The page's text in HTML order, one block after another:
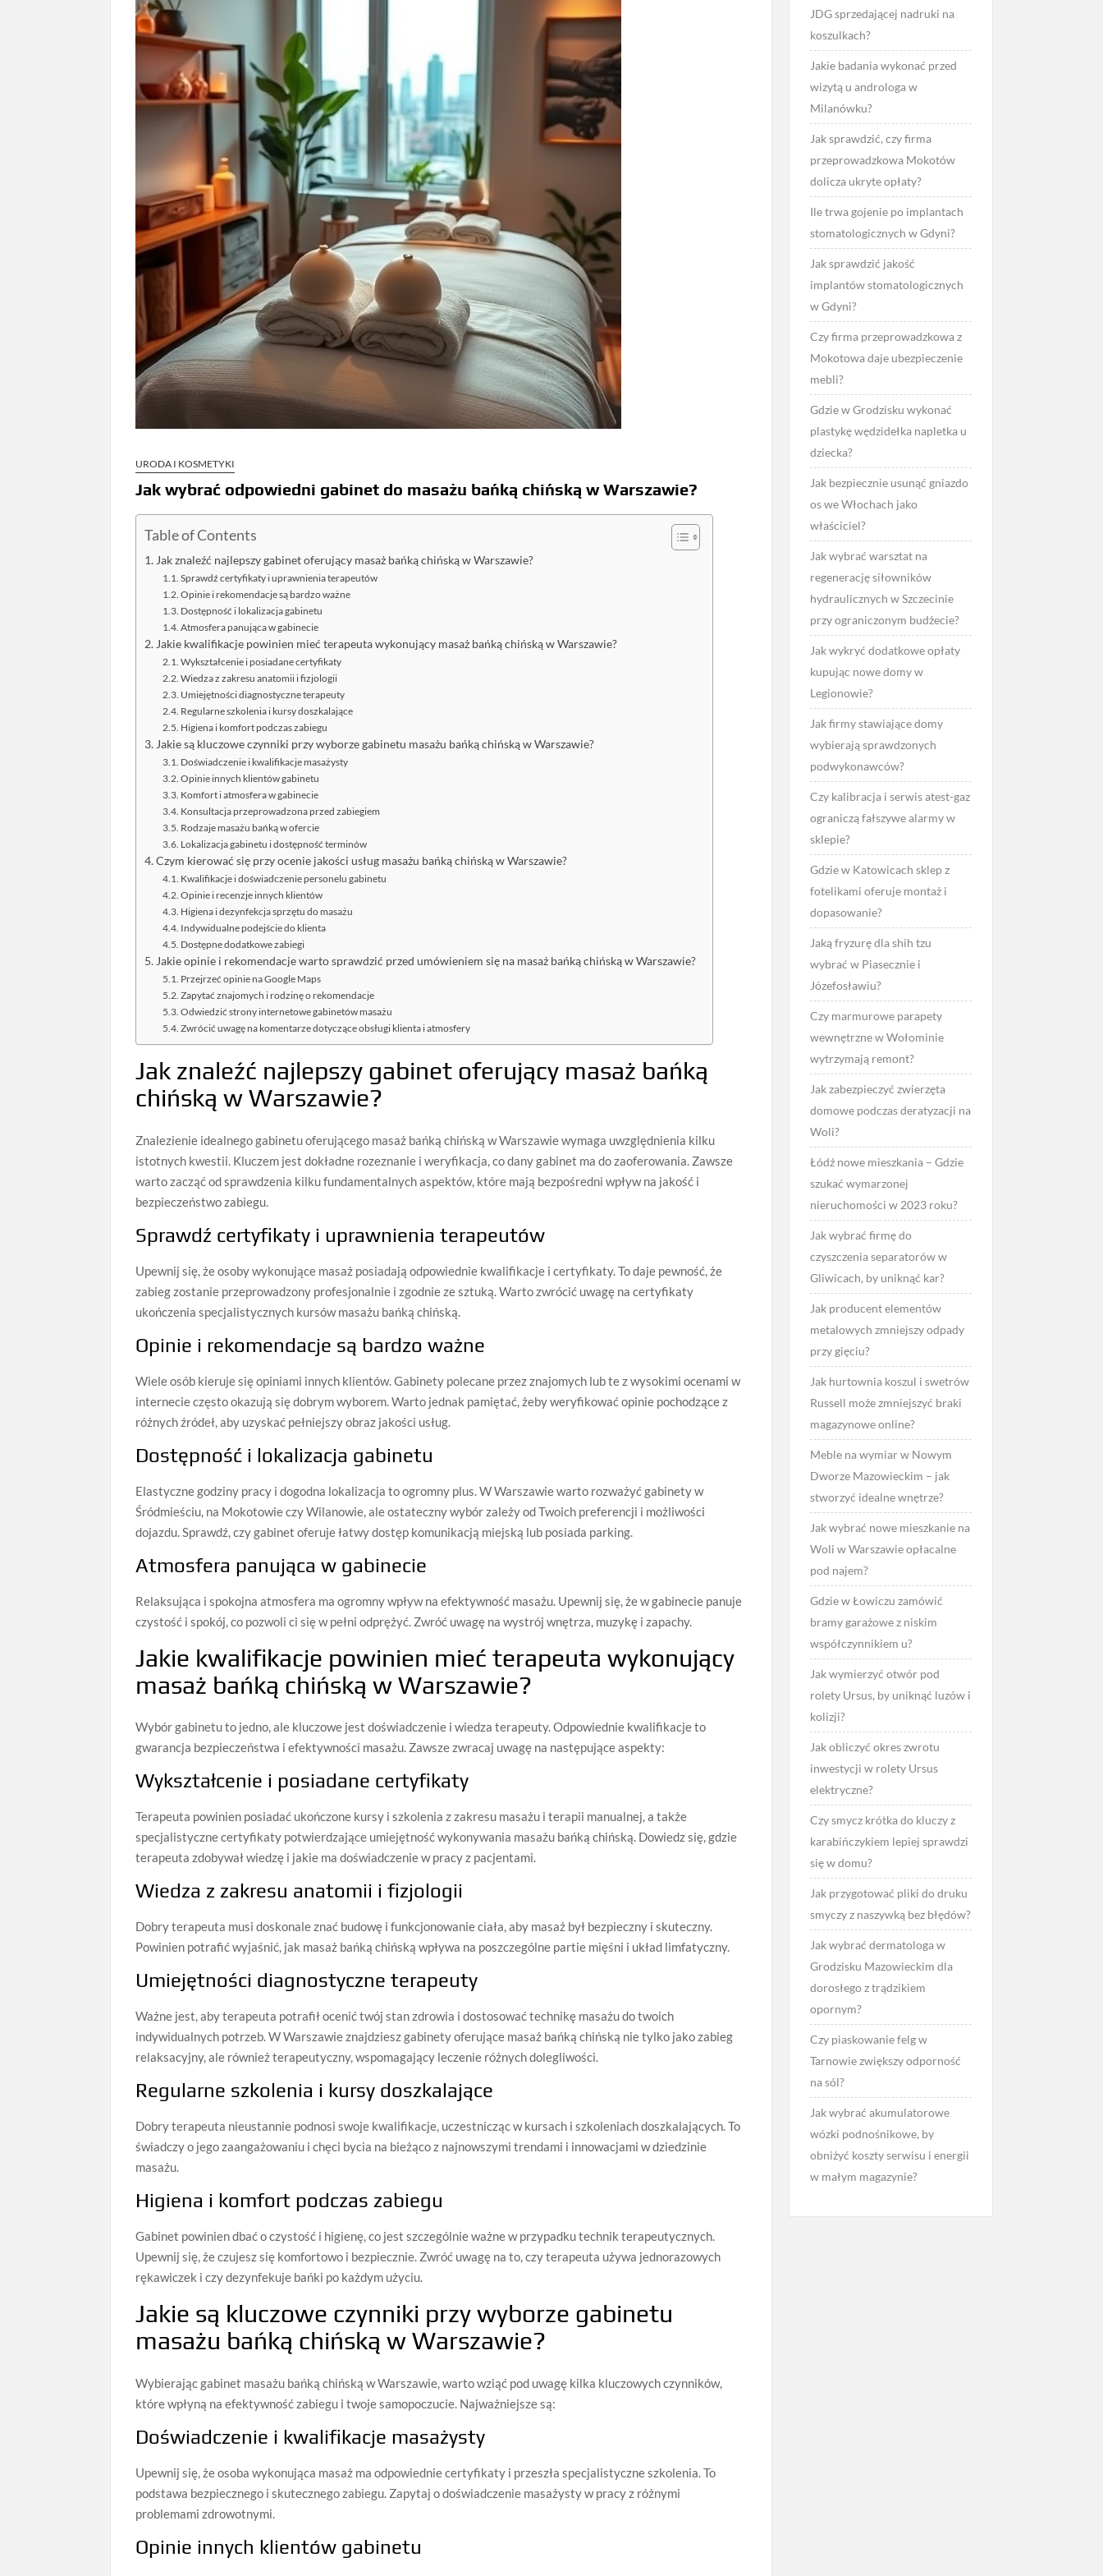
URODA I KOSMETYKI
Jak wybrać odpowiedni gabinet do masażu bańką chińską w Warszawie?
Table of Contents
Jak znaleźć najlepszy gabinet oferujący masaż bańką chińską w Warszawie?
Sprawdź certyfikaty i uprawnienia terapeutów
Opinie i rekomendacje są bardzo ważne
Dostępność i lokalizacja gabinetu
Atmosfera panująca w gabinecie
Jakie kwalifikacje powinien mieć terapeuta wykonujący masaż bańką chińską w Warszawie?
Wykształcenie i posiadane certyfikaty
Wiedza z zakresu anatomii i fizjologii
Umiejętności diagnostyczne terapeuty
Regularne szkolenia i kursy doszkalające
Higiena i komfort podczas zabiegu
Jakie są kluczowe czynniki przy wyborze gabinetu masażu bańką chińską w Warszawie?
Doświadczenie i kwalifikacje masażysty
Opinie innych klientów gabinetu
Komfort i atmosfera w gabinecie
Konsultacja przeprowadzona przed zabiegiem
Rodzaje masażu bańką w ofercie
Lokalizacja gabinetu i dostępność terminów
Czym kierować się przy ocenie jakości usług masażu bańką chińską w Warszawie?
Kwalifikacje i doświadczenie personelu gabinetu
Opinie i recenzje innych klientów
Higiena i dezynfekcja sprzętu do masażu
Indywidualne podejście do klienta
Dostępne dodatkowe zabiegi
Jakie opinie i rekomendacje warto sprawdzić przed umówieniem się na masaż bańką chińską w Warszawie?
Przejrzeć opinie na Google Maps
Zapytać znajomych i rodzinę o rekomendacje
Odwiedzić strony internetowe gabinetów masażu
Zwrócić uwagę na komentarze dotyczące obsługi klienta i atmosfery
Jak znaleźć najlepszy gabinet oferujący masaż bańką
chińską w Warszawie?
Znalezienie idealnego gabinetu oferującego masaż bańką chińską w Warszawie wymaga uwzględnienia kilku
istotnych kwestii. Kluczem jest dokładne rozeznanie i weryfikacja, co dany gabinet ma do zaoferowania. Zawsze
warto zacząć od sprawdzenia kilku fundamentalnych aspektów, które mają bezpośredni wpływ na jakość i
bezpieczeństwo zabiegu.
Sprawdź certyfikaty i uprawnienia terapeutów
Upewnij się, że osoby wykonujące masaż posiadają odpowiednie kwalifikacje i certyfikaty. To daje pewność, że
zabieg zostanie przeprowadzony profesjonalnie i zgodnie ze sztuką. Warto zwrócić uwagę na certyfikaty
ukończenia specjalistycznych kursów masażu bańką chińską.
Opinie i rekomendacje są bardzo ważne
Wiele osób kieruje się opiniami innych klientów. Gabinety polecane przez znajomych lub te z wysokimi ocenami w
internecie często okazują się dobrym wyborem. Warto jednak pamiętać, żeby weryfikować opinie pochodzące z
różnych źródeł, aby uzyskać pełniejszy obraz jakości usług.
Dostępność i lokalizacja gabinetu
Elastyczne godziny pracy i dogodna lokalizacja to ogromny plus. W Warszawie warto rozważyć gabinety w
Śródmieściu, na Mokotowie czy Wilanowie, ale ostateczny wybór zależy od Twoich preferencji i możliwości
dojazdu. Sprawdź, czy gabinet oferuje łatwy dostęp komunikacją miejską lub posiada parking.
Atmosfera panująca w gabinecie
Relaksująca i spokojna atmosfera ma ogromny wpływ na efektywność masażu. Upewnij się, że w gabinecie panuje
czystość i spokój, co pozwoli ci się w pełni odprężyć. Zwróć uwagę na wystrój wnętrza, muzykę i zapachy.
Jakie kwalifikacje powinien mieć terapeuta wykonujący
masaż bańką chińską w Warszawie?
Wybór gabinetu to jedno, ale kluczowe jest doświadczenie i wiedza terapeuty. Odpowiednie kwalifikacje to
gwarancja bezpieczeństwa i efektywności masażu. Zawsze zwracaj uwagę na następujące aspekty:
Wykształcenie i posiadane certyfikaty
Terapeuta powinien posiadać ukończone kursy i szkolenia z zakresu masażu i terapii manualnej, a także
specjalistyczne certyfikaty potwierdzające umiejętność wykonywania masażu bańką chińską. Dowiedz się, gdzie
terapeuta zdobywał wiedzę i jakie ma doświadczenie w pracy z pacjentami.
Wiedza z zakresu anatomii i fizjologii
Dobry terapeuta musi doskonale znać budowę i funkcjonowanie ciała, aby masaż był bezpieczny i skuteczny.
Powinien potrafić wyjaśnić, jak masaż bańką chińską wpływa na poszczególne partie mięśni i układ limfatyczny.
Umiejętności diagnostyczne terapeuty
Ważne jest, aby terapeuta potrafił ocenić twój stan zdrowia i dostosować technikę masażu do twoich
indywidualnych potrzeb. W Warszawie znajdziesz gabinety oferujące masaż bańką chińską nie tylko jako zabieg
relaksacyjny, ale również terapeutyczny, wspomagający leczenie różnych dolegliwości.
Regularne szkolenia i kursy doszkalające
Dobry terapeuta nieustannie podnosi swoje kwalifikacje, uczestnicząc w kursach i szkoleniach doszkalających. To
świadczy o jego zaangażowaniu i chęci bycia na bieżąco z najnowszymi trendami i innowacjami w dziedzinie
masażu.
Higiena i komfort podczas zabiegu
Gabinet powinien dbać o czystość i higienę, co jest szczególnie ważne w przypadku technik terapeutycznych.
Upewnij się, że czujesz się komfortowo i bezpiecznie. Zwróć uwagę na to, czy terapeuta używa jednorazowych
rękawiczek i czy dezynfekuje bańki po każdym użyciu.
Jakie są kluczowe czynniki przy wyborze gabinetu
masażu bańką chińską w Warszawie?
Wybierając gabinet masażu bańką chińską w Warszawie, warto wziąć pod uwagę kilka kluczowych czynników,
które wpłyną na efektywność zabiegu i twoje samopoczucie. Najważniejsze są:
Doświadczenie i kwalifikacje masażysty
Upewnij się, że osoba wykonująca masaż ma odpowiednie certyfikaty i przeszła specjalistyczne szkolenia. To
podstawa bezpiecznego i skutecznego zabiegu. Zapytaj o doświadczenie masażysty w pracy z różnymi
problemami zdrowotnymi.
Opinie innych klientów gabinetu
JDG sprzedającej nadruki na
koszulkach?
Jakie badania wykonać przed
wizytą u androloga w
Milanówku?
Jak sprawdzić, czy firma
przeprowadzkowa Mokotów
dolicza ukryte opłaty?
Ile trwa gojenie po implantach
stomatologicznych w Gdyni?
Jak sprawdzić jakość
implantów stomatologicznych
w Gdyni?
Czy firma przeprowadzkowa z
Mokotowa daje ubezpieczenie
mebli?
Gdzie w Grodzisku wykonać
plastykę wędzidełka napletka u
dziecka?
Jak bezpiecznie usunąć gniazdo
os we Włochach jako
właściciel?
Jak wybrać warsztat na
regenerację siłowników
hydraulicznych w Szczecinie
przy ograniczonym budżecie?
Jak wykryć dodatkowe opłaty
kupując nowe domy w
Legionowie?
Jak firmy stawiające domy
wybierają sprawdzonych
podwykonawców?
Czy kalibracja i serwis atest-gaz
ograniczą fałszywe alarmy w
sklepie?
Gdzie w Katowicach sklep z
fotelikami oferuje montaż i
dopasowanie?
Jaką fryzurę dla shih tzu
wybrać w Piasecznie i
Józefosławiu?
Czy marmurowe parapety
wewnętrzne w Wołominie
wytrzymają remont?
Jak zabezpieczyć zwierzęta
domowe podczas deratyzacji na
Woli?
Łódź nowe mieszkania – Gdzie
szukać wymarzonej
nieruchomości w 2023 roku?
Jak wybrać firmę do
czyszczenia separatorów w
Gliwicach, by uniknąć kar?
Jak producent elementów
metalowych zmniejszy odpady
przy gięciu?
Jak hurtownia koszul i swetrów
Russell może zmniejszyć braki
magazynowe online?
Meble na wymiar w Nowym
Dworze Mazowieckim – jak
stworzyć idealne wnętrze?
Jak wybrać nowe mieszkanie na
Woli w Warszawie opłacalne
pod najem?
Gdzie w Łowiczu zamówić
bramy garażowe z niskim
współczynnikiem u?
Jak wymierzyć otwór pod
rolety Ursus, by uniknąć luzów i
kolizji?
Jak obliczyć okres zwrotu
inwestycji w rolety Ursus
elektryczne?
Czy smycz krótka do kluczy z
karabińczykiem lepiej sprawdzi
się w domu?
Jak przygotować pliki do druku
smyczy z naszywką bez błędów?
Jak wybrać dermatologa w
Grodzisku Mazowieckim dla
dorosłego z trądzikiem
opornym?
Czy piaskowanie felg w
Tarnowie zwiększy odporność
na sól?
Jak wybrać akumulatorowe
wózki podnośnikowe, by
obniżyć koszty serwisu i energii
w małym magazynie?